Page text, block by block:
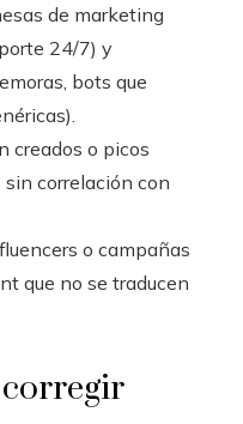
de marketing
24/7) y
bots que
creados o picos
correlación con
o campañas
que no se traducen